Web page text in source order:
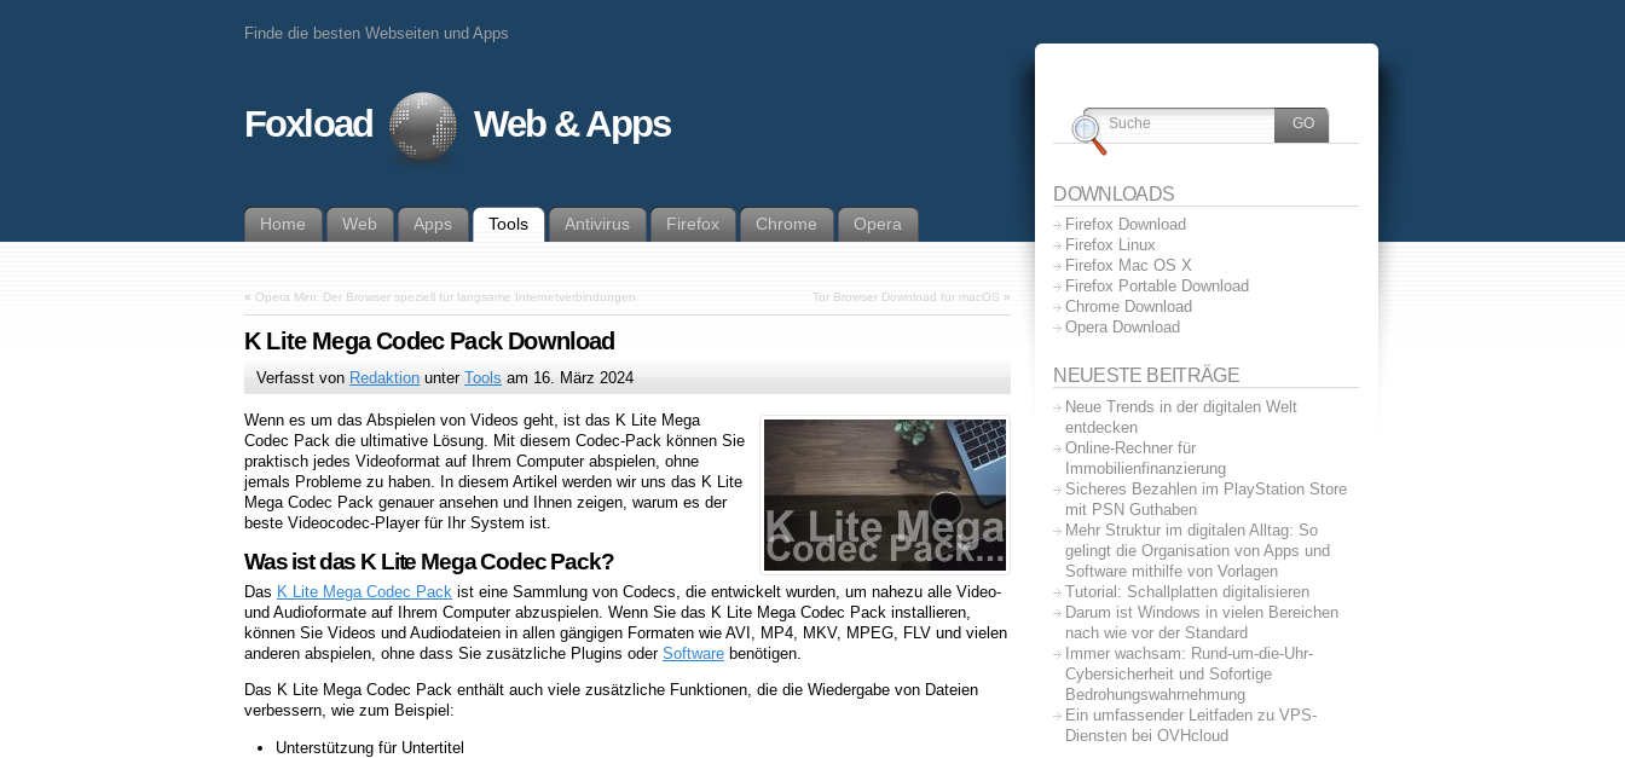
Finde die besten Webseiten und Apps
Foxload Web & Apps
Home Web Apps Tools Antivirus Firefox Chrome Opera
« Opera Mini: Der Browser speziell für langsame Internetverbindungen Tor Browser Download für macOS »
K Lite Mega Codec Pack Download
Verfasst von Redaktion unterTools am 16. März 2024
Wenn es um das Abspielen von Videos geht, ist das K Lite Mega
Codec Pack die ultimative Lösung. Mit diesem Codec-Pack können Sie
praktisch jedes Videoformat auf Ihrem Computer abspielen, ohne
jemals Probleme zu haben. In diesem Artikel werden wir uns das K Lite
Mega Codec Pack genauer ansehen und Ihnen zeigen, warum es der
beste Videocodec-Player für Ihr System ist.
Was ist das K Lite Mega Codec Pack?
Das K Lite Mega Codec Pack ist eine Sammlung von Codecs, die entwickelt wurden, um nahezu alle Video-
und Audioformate auf Ihrem Computer abzuspielen. Wenn Sie das K Lite Mega Codec Pack installieren,
können Sie Videos und Audiodateien in allen gängigen Formaten wie AVI, MP4, MKV, MPEG, FLV und vielen
anderen abspielen, ohne dass Sie zusätzliche Plugins oder Software benötigen.
Das K Lite Mega Codec Pack enthält auch viele zusätzliche Funktionen, die die Wiedergabe von Dateien
verbessern, wie zum Beispiel:
Unterstützung für Untertitel
DOWNLOADS
Firefox Download
Firefox Linux
Firefox Mac OS X
Firefox Portable Download
Chrome Download
Opera Download
NEUESTE BEITRÄGE
Neue Trends in der digitalen Welt
entdecken
Online-Rechner für
Immobilienfinanzierung
Sicheres Bezahlen im PlayStation Store
mit PSN Guthaben
Mehr Struktur im digitalen Alltag: So
gelingt die Organisation von Apps und
Software mithilfe von Vorlagen
Tutorial: Schallplatten digitalisieren
Darum ist Windows in vielen Bereichen
nach wie vor der Standard
Immer wachsam: Rund-um-die-Uhr-
Cybersicherheit und Sofortige
Bedrohungswahrnehmung
Ein umfassender Leitfaden zu VPS-
Diensten bei OVHcloud